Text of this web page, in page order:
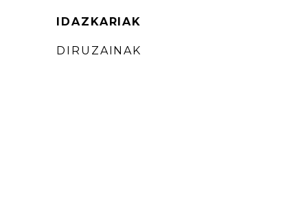
IDAZKARIAK
DIRUZAINAK